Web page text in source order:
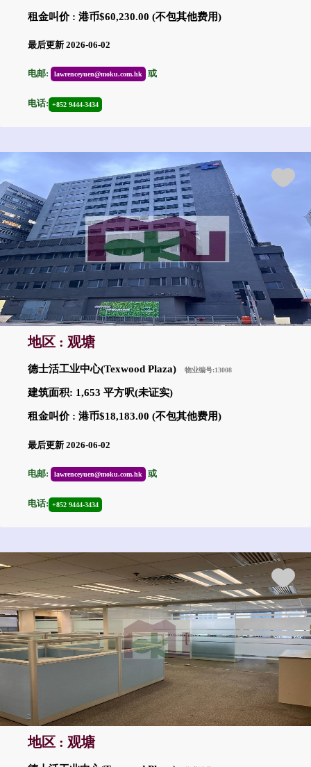
租金叫价 : 港币$60,230.00 (不包其他费用)
最后更新 2026-06-02
电邮: lawrenceyuen@moku.com.hk 或
电话: +852 9444-3434
地区 : 观塘
德士活工业中心(Texwood Plaza) 物业编号:13008
建筑面积: 1,653 平方呎(未证实)
租金叫价 : 港币$18,183.00 (不包其他费用)
最后更新 2026-06-02
电邮: lawrenceyuen@moku.com.hk 或
电话: +852 9444-3434
地区 : 观塘